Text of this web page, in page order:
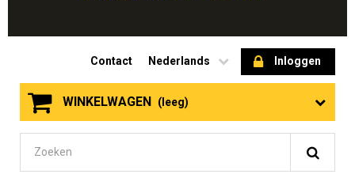
Inloggen
Nederlands
Contact
WINKELWAGEN (leeg)